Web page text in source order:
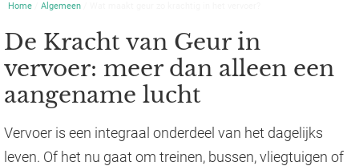
Home Algemeen
De Kracht van Geur in
vervoer: meer dan alleen een
aangename lucht
Vervoer is een integraal onderdeel van het dagelijks
leven. Of het nu gaat om treinen, bussen, vliegtuigen of